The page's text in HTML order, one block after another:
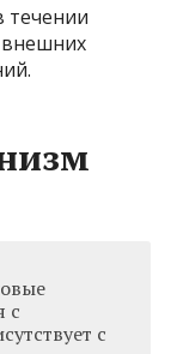
течении
с
с